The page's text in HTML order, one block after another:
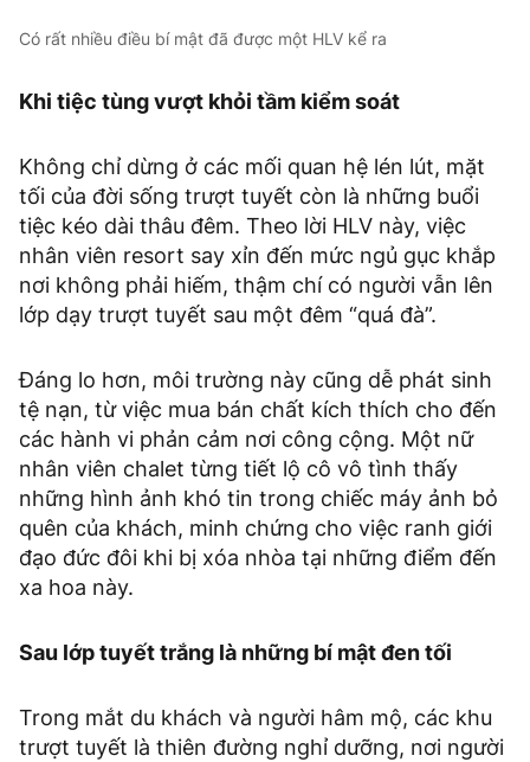
Có rất nhiều điều bí mật đã được một HLV kể ra
Khi tiệc tùng vượt khỏi tầm kiểm soát
Không chỉ dừng ở các mối quan hệ lén lút, mặt
tối của đời sống trượt tuyết còn là những buổi
tiệc kéo dài thâu đêm. Theo lời HLV này, việc
nhân viên resort say xỉn đến mức ngủ gục khắp
nơi không phải hiếm, thậm chí có người vẫn lên
lớp dạy trượt tuyết sau một đêm “quá đà”.
Đáng lo hơn, môi trường này cũng dễ phát sinh
tệ nạn, từ việc mua bán chất kích thích cho đến
các hành vi phản cảm nơi công cộng. Một nữ
nhân viên chalet từng tiết lộ cô vô tình thấy
những hình ảnh khó tin trong chiếc máy ảnh bỏ
quên của khách, minh chứng cho việc ranh giới
đạo đức đôi khi bị xóa nhòa tại những điểm đến
xa hoa này.
Sau lớp tuyết trắng là những bí mật đen tối
Trong mắt du khách và người hâm mộ, các khu
trượt tuyết là thiên đường nghỉ dưỡng, nơi người